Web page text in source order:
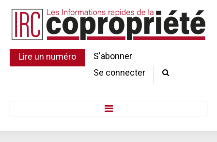
Lire un numéro
S'abonner
Se connecter